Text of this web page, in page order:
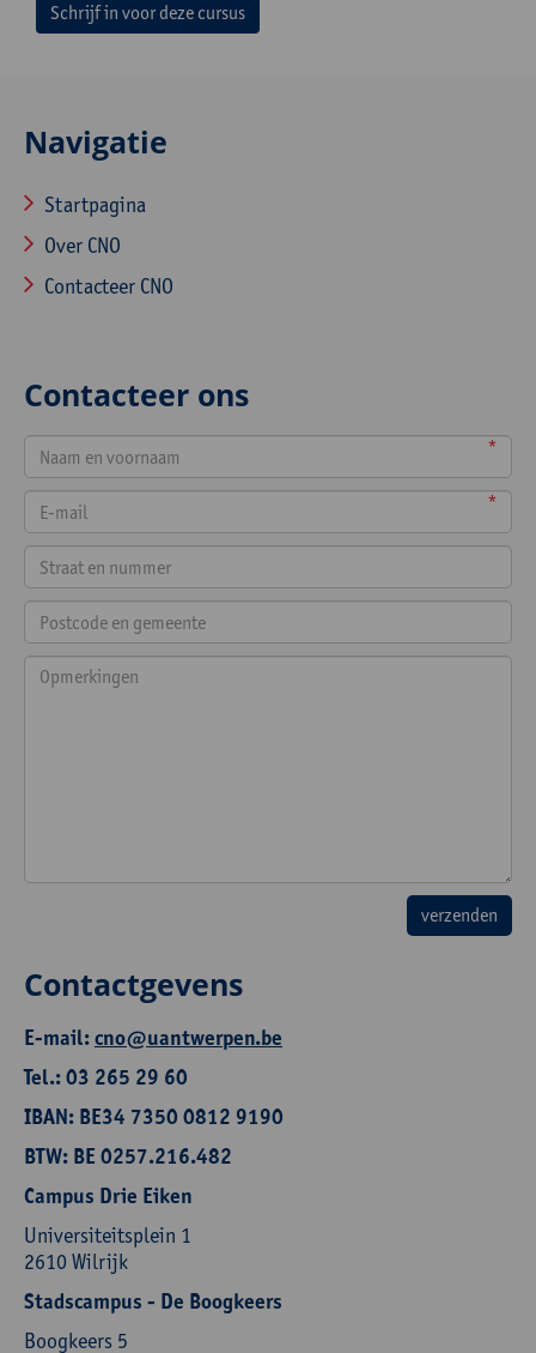
Schrijf in voor deze cursus
Navigatie
Startpagina
Over CNO
Contacteer CNO
Contacteer ons
*
*
Contactgevens
E-mail:cno@uantwerpen.be
Tel.: 03 265 29 60
IBAN: BE34 7350 0812 9190
BTW: BE 0257.216.482
Campus Drie Eiken
Universiteitsplein 1
2610 Wilrijk
Stadscampus - De Boogkeers
Boogkeers 5